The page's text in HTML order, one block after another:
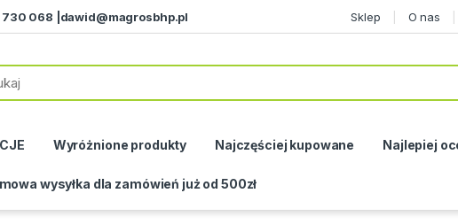
068 | dawid@magrosbhp.pl Sklep O nas
Wyróżnione produkty Najczęściej kupowane Najlepiej
wysyłka dla zamówień już od 500zł